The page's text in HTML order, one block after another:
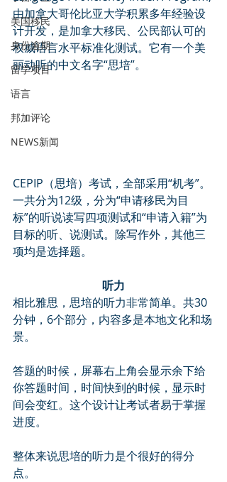
美国移民
身份逾期
留学项目
语言
邦加评论
NEWS新闻
由加拿大哥伦比亚大学积累多年经验设
计开发，是加拿大移民、公民部认可的
权威语言水平标准化测试。它有一个美
丽动听的中文名字“思培”。
CEPIP（思培）考试，全部采用“机考”。
一共分为12级，分为“申请移民为目
标”的听说读写四项测试和“申请入籍”为
目标的听、说测试。除写作外，其他三
项均是选择题。
听力
相比雅思，思培的听力非常简单。共30
分钟，6个部分，内容多是本地文化和场
景。
答题的时候，屏幕右上角会显示余下给
你答题时间，时间快到的时候，显示时
间会变红。这个设计让考试者易于掌握
进度。
整体来说思培的听力是个很好的得分
点。